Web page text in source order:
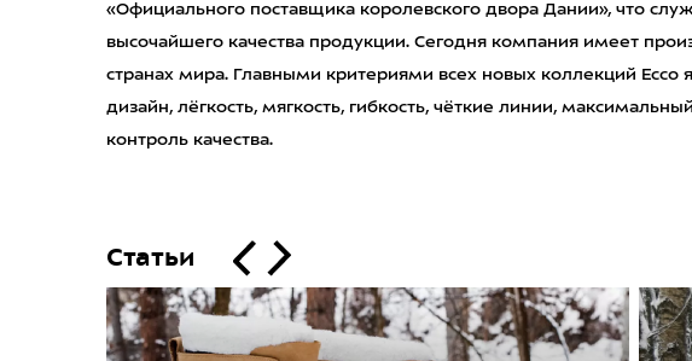
«Официального поставщика королевского двора Дании», что
высочайшего качества продукции. Сегодня компания имеет
странах мира. Главными критериями всех новых коллекций Ecco
дизайн, лёгкость, мягкость, гибкость, чёткие линии,
контроль качества.
Статьи